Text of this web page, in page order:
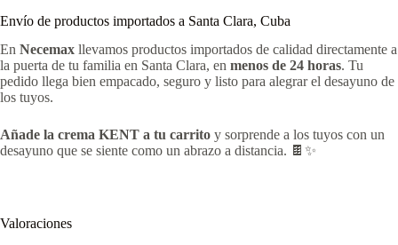
Envío de productos importados a Santa Clara, Cuba
En Necemax llevamos productos importados de calidad directamente a
la puerta de tu familia en Santa Clara, en menos de 24 horas. Tu
pedido llega bien empacado, seguro y listo para alegrar el desayuno de
los tuyos.
Añade la crema KENT a tu carrito y sorprende a los tuyos con un
desayuno que se siente como un abrazo a distancia. 🍫✨
Valoraciones